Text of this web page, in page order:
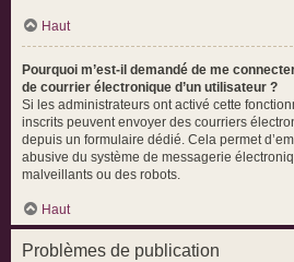
Haut
Pourquoi m’est-il demandé de me
de courrier électronique d’un utilisateur ?
Si les administrateurs ont activé cette
inscrits peuvent envoyer des courriers
depuis un formulaire dédié. Cela permet
abusive du système de messagerie
malveillants ou des robots.
Haut
Problèmes de publication